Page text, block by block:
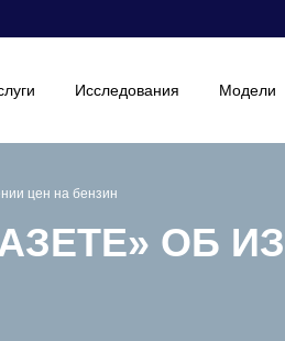
Исследования Модели
цен на бензин
ОБ